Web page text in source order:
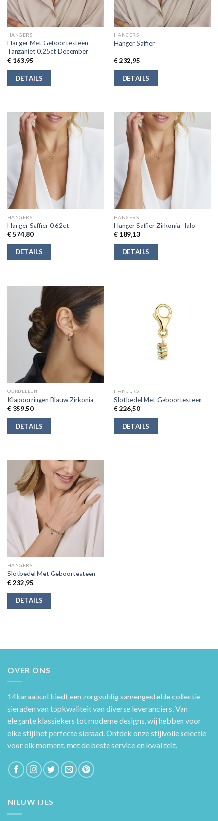
HANGERS
Hanger Met Geboortesteen
Tanzaniet 0.25ct December
€163,95
DETAILS
HANGERS
Hanger Saffier
€232,95
DETAILS
HANGERS
Hanger Saffier 0.62ct
€574,80
DETAILS
HANGERS
Hanger Saffier Zirkonia Halo
€189,13
DETAILS
OORBELLEN
Klapoorringen Blauw Zirkonia
€359,50
DETAILS
HANGERS
Slotbedel Met Geboortesteen
€226,50
DETAILS
HANGERS
Slotbedel Met Geboortesteen
€232,95
DETAILS
OVER ONS
14karaats.nl biedt een zorgvuldig samengestelde collectie
sieraden van topkwaliteit van diverse leveranciers. Van
elegante klassiekers tot moderne designs, wij hebben voor
elke stijl het perfecte sieraad. Ontdek onze stijlvolle selectie
voor elk moment, met de beste service en kwaliteit.
NIEUWTJES